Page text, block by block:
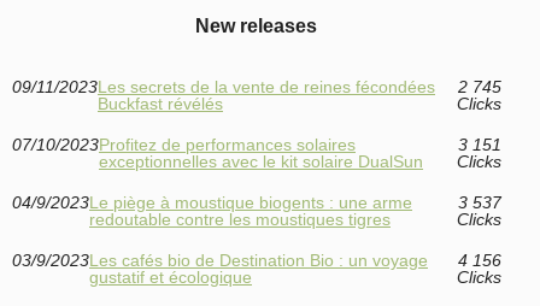
New releases
09/11/2023Les secrets de la vente de reines fécondées
Buckfast révélés
2 745
Clicks
07/10/2023Profitez de performances solaires
exceptionnelles avec le kit solaire DualSun
3 151
Clicks
04/9/2023Le piège à moustique biogents : une arme
redoutable contre les moustiques tigres
3 537
Clicks
03/9/2023Les cafés bio de Destination Bio : un voyage
gustatif et écologique
4 156
Clicks